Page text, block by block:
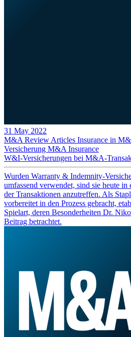
31 May 2022
M&A Review Articles Insurance in
Versicherung M&A Insurance
W&I-Versicherungen bei M&A-
Wurden Warranty & Indemnity-
umfassend verwendet, sind sie heute
der Transaktionen anzutreffen. Als
vorbereitet in den Prozess gebracht,
Spielart, deren Besonderheiten Dr.
Beitrag betrachtet.